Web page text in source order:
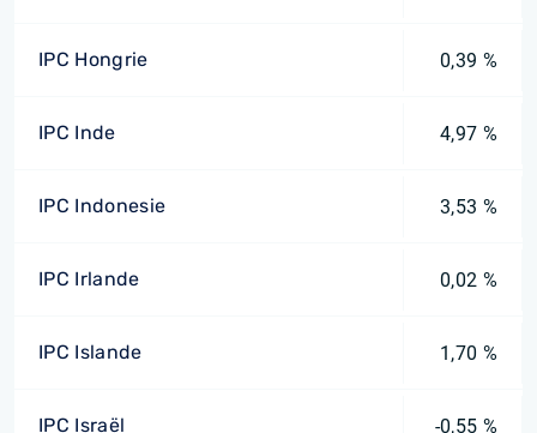
IPC Hongrie 0,39 %
IPC Inde 4,97 %
IPC Indonesie 3,53 %
IPC Irlande 0,02 %
IPC Islande 1,70 %
IPC Israël -0,55 %